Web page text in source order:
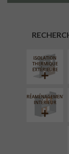
ISOLATION
THERMIQUE
EXTÉRIEURE
RÉAMÉNAGEMENT
INTÉRIEUR